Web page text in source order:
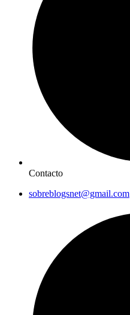
Contacto
sobreblogsnet@gmail.com